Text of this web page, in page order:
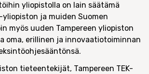
yliopistolla on lain säätämä
ja muiden Suomen
myös uuden Tampereen yliopiston
oma, erillinen ja innovaatiotoiminnan
tieteentekijät, Tampereen TEK-